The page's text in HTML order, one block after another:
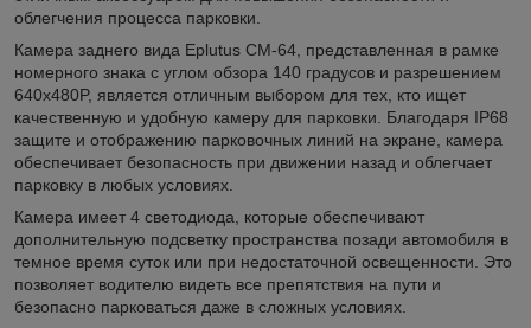
облегчения процесса парковки.
Камера заднего вида Eplutus CM-64, представленная в рамке
номерного знака с углом обзора 140 градусов и разрешением
640x480P, является отличным выбором для тех, кто ищет
качественную и удобную камеру для парковки. Благодаря IP68
защите и отображению парковочных линий на экране, камера
обеспечивает безопасность при движении назад и облегчает
парковку в любых условиях.
Камера имеет 4 светодиода, которые обеспечивают
дополнительную подсветку пространства позади автомобиля в
темное время суток или при недостаточной освещенности. Это
позволяет водителю видеть все препятствия на пути и
безопасно парковаться даже в сложных условиях.